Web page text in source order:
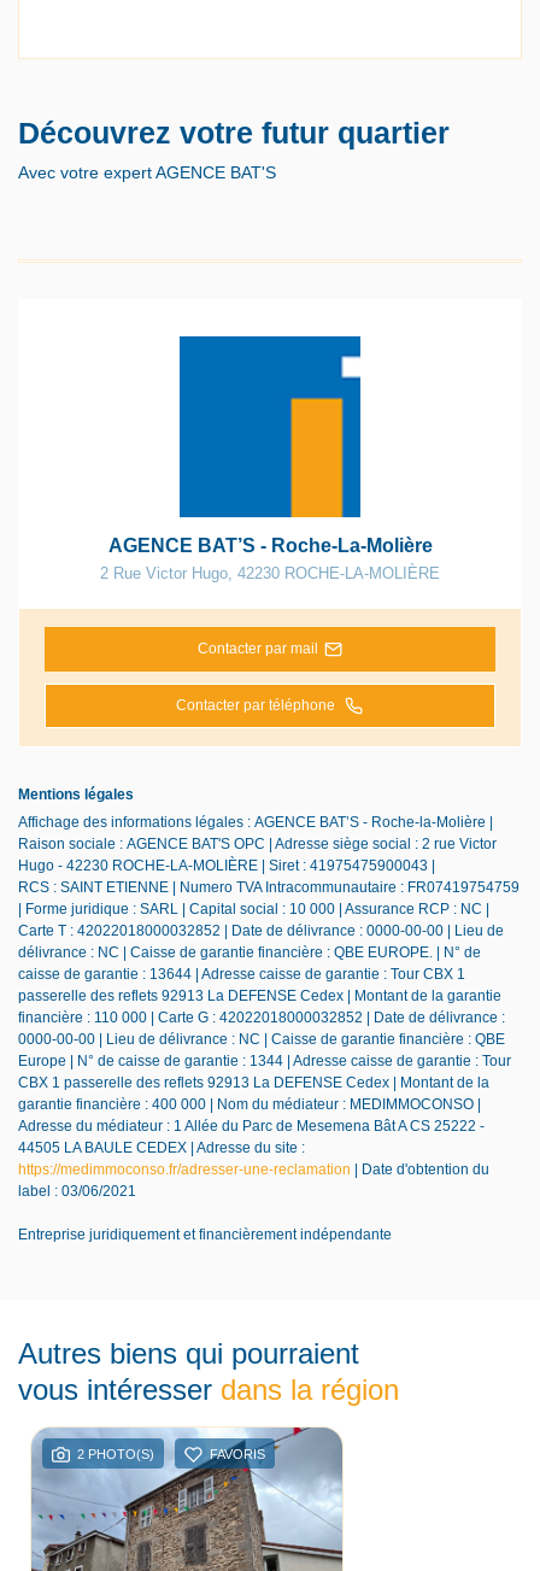
Découvrez votre futur quartier
Avec votre expert AGENCE BAT'S
AGENCE BAT’S - Roche-La-Molière
2 Rue Victor Hugo 42230 ROCHE-LA-MOLIÈRE
Contacter par mail
Contacter par téléphone
Mentions légales
Affichage des informations légales : AGENCE BAT’S - Roche-la-Molière |
Raison sociale : AGENCE BAT'S OPC | Adresse siège social : 2 rue Victor
Hugo - 42230 ROCHE-LA-MOLIÈRE | Siret : 41975475900043 |
RCS : SAINT ETIENNE | Numero TVA Intracommunautaire : FR07419754759
| Forme juridique : SARL | Capital social : 10 000 | Assurance RCP : NC |
Carte T : 42022018000032852 | Date de délivrance : 0000-00-00 | Lieu de
délivrance : NC | Caisse de garantie financière : QBE EUROPE. | N° de
caisse de garantie : 13644 | Adresse caisse de garantie : Tour CBX 1
passerelle des reflets 92913 La DEFENSE Cedex | Montant de la garantie
financière : 110 000 | Carte G : 42022018000032852 | Date de délivrance :
0000-00-00 | Lieu de délivrance : NC | Caisse de garantie financière : QBE
Europe | N° de caisse de garantie : 1344 | Adresse caisse de garantie : Tour
CBX 1 passerelle des reflets 92913 La DEFENSE Cedex | Montant de la
garantie financière : 400 000 | Nom du médiateur : MEDIMMOCONSO |
Adresse du médiateur : 1 Allée du Parc de Mesemena Bât A CS 25222 -
44505 LA BAULE CEDEX | Adresse du site :
https://medimmoconso.fr/adresser-une-reclamation | Date d'obtention du
label : 03/06/2021
Entreprise juridiquement et financièrement indépendante
Autres biens qui pourraient
vous intéresser dans la région
2 PHOTO(S) FAVORIS